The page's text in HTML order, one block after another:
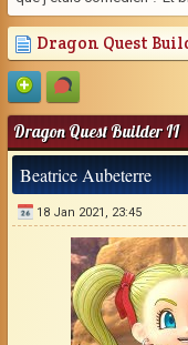
Dragon Quest
Dragon Quest Builder II
Beatrice Aubeterre
18 Jan 2021, 23:45